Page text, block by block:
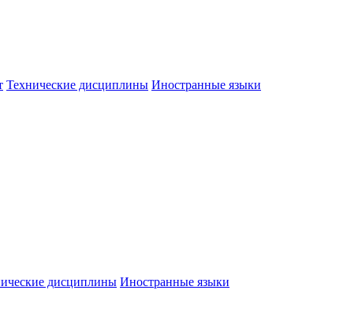
Технические дисциплины Иностранные языки
дисциплины Иностранные языки